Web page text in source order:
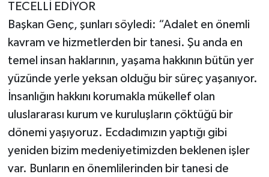
TECELLİ EDİYOR
Başkan Genç, şunları söyledi: “Adalet en önemli
kavram ve hizmetlerden bir tanesi. Şu anda en
temel insan haklarının, yaşama hakkının bütün yer
yüzünde yerle yeksan olduğu bir süreç yaşanıyor.
İnsanlığın hakkını korumakla mükellef olan
uluslararası kurum ve kuruluşların çöktüğü bir
dönemi yaşıyoruz. Ecdadımızın yaptığı gibi
yeniden bizim medeniyetimizden beklenen işler
var. Bunların en önemlilerinden bir tanesi de